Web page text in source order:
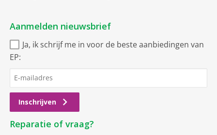
Aanmelden nieuwsbrief
Ja, ik schrijf me in voor de beste aanbiedingen van
EP:
Inschrijven
Reparatie of vraag?